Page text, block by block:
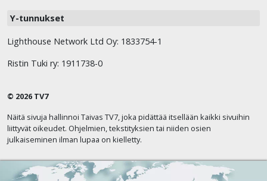
Y-tunnukset
Lighthouse Network Ltd Oy: 1833754-1
Ristin Tuki ry: 1911738-0
© 2026 TV7
Näitä sivuja hallinnoi Taivas TV7, joka pidättää itsellään kaikki sivuihin
liittyvät oikeudet. Ohjelmien, tekstityksien tai niiden osien
julkaiseminen ilman lupaa on kielletty.